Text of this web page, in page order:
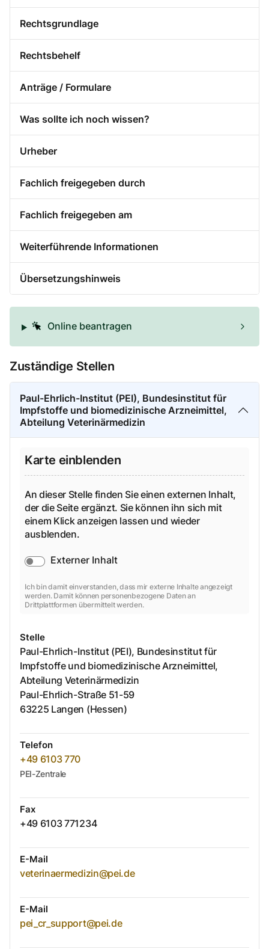
Rechtsgrundlage
Rechtsbehelf
Anträge / Formulare
Was sollte ich noch wissen?
Urheber
Fachlich freigegeben durch
Fachlich freigegeben am
Weiterführende Informationen
Übersetzungshinweis
Online beantragen
Zuständige Stellen
Paul-Ehrlich-Institut (PEI), Bundesinstitut für
Impfstoffe und biomedizinische Arzneimittel,
Abteilung Veterinärmedizin
Karte einblenden
An dieser Stelle finden Sie einen externen Inhalt,
der die Seite ergänzt. Sie können ihn sich mit
einem Klick anzeigen lassen und wieder
ausblenden.
Externer Inhalt
Ich bin damit einverstanden, dass mir externe Inhalte angezeigt
werden. Damit können personenbezogene Daten an
Drittplattformen übermittelt werden.
Stelle
Paul-Ehrlich-Institut (PEI), Bundesinstitut für
Impfstoffe und biomedizinische Arzneimittel,
Abteilung Veterinärmedizin
Paul-Ehrlich-Straße 51-59
63225 Langen (Hessen)
Telefon
+49 6103 770
PEI-Zentrale
Fax
+49 6103 771234
E-Mail
veterinaermedizin@pei.de
E-Mail
pei_cr_support@pei.de